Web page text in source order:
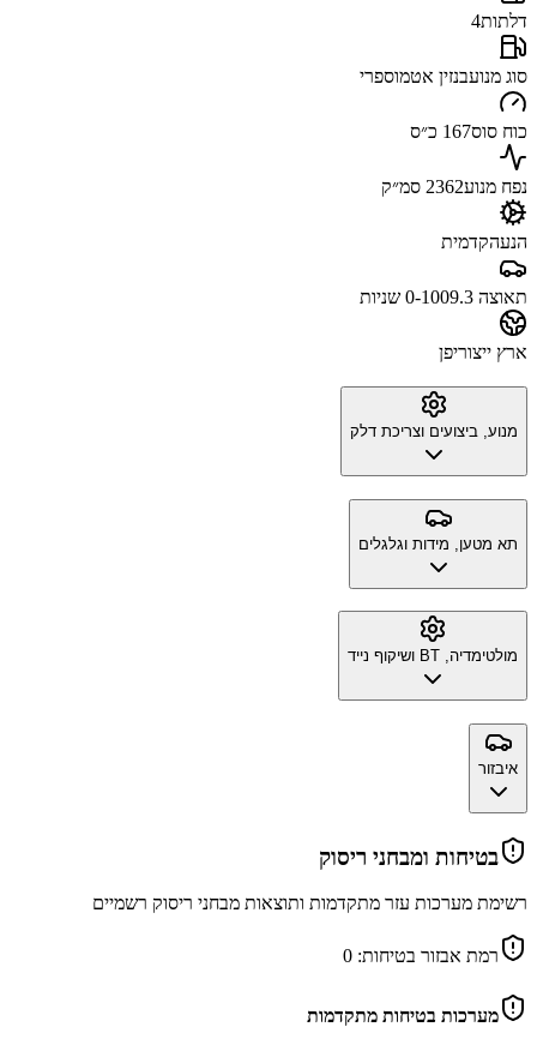
דלתות4
סוג מנועבנזין אטמוספרי
כוח סוס167 כ״ס
נפח מנוע2362 סמ״ק
הנעהקדמית
תאוצה 0-100 9.3 שניות
ארץ ייצוריפן
מנוע, ביצועים וצריכת דלק
תא מטען, מידות וגלגלים
מולטימדיה, BT ושיקוף נייד
איבזור
בטיחות ומבחני ריסוק
רשימת מערכות עזר מתקדמות ותוצאות מבחני ריסוק רשמיים
רמת אבזור בטיחות: 0
מערכות בטיחות מתקדמות